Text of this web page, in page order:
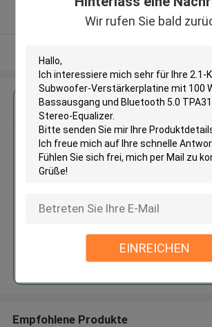
Wir rufen Sie bald
EINREICHEN
Überprüfter Lieferant
Erhalten Sie den besten
2.1-Kanal-
Verstärkerplatine
Equalizer
Fortsetzen
Empfohlene Produkte